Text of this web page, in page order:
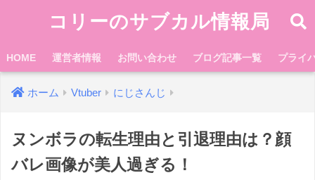
コリーのサブカル情報局
HOME 運営者情報 お問い合わせ ブログ記事一覧 プライ
ホーム Vtuber にじさんじ
ヌンボラの転生理由と引退理由は？顔
バレ画像が美人過ぎる！